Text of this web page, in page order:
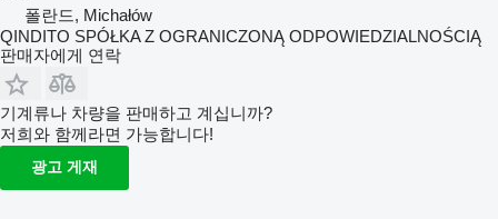
폴란드, Michałów
QINDITO SPÓŁKA Z OGRANICZONĄ ODPOWIEDZIALNOŚCIĄ
판매자에게 연락
기계류나 차량을 판매하고 계십니까?
저희와 함께라면 가능합니다!
광고 게재